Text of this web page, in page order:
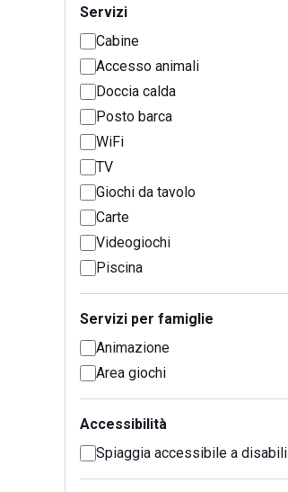
Servizi
Cabine
Accesso animali
Doccia calda
Posto barca
WiFi
TV
Giochi da tavolo
Carte
Videogiochi
Piscina
Servizi per famiglie
Animazione
Area giochi
Accessibilità
Spiaggia accessibile a disabili